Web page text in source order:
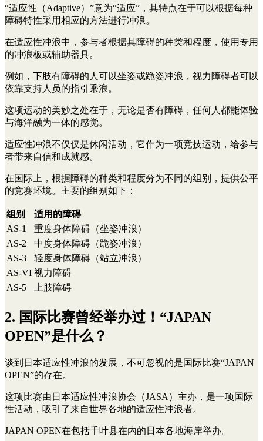
“适应性（Adaptive）”意为“适应”，其特点在于可以根据每种
障碍特性采用相应的方法进行冲浪。
在适应性冲浪中，参与者根据其障碍的种类和程度，使用专用
的冲浪板或辅助器具。
例如，下肢有障碍的人可以坐姿或跪姿冲浪，视力障碍者可以
依靠支持人员的指引乘浪。
这项运动的美妙之处在于，无论是否有障碍，任何人都能体验
与海洋融为一体的感觉。
适应性冲浪不仅仅是休闲活动，它作为一项竞技运动，给参与
者带来自信和成就感。
在国际上，根据障碍的种类和程度分为不同的组别，提供公平
的竞赛环境。主要的组别如下：
组别
适用的障碍
AS-1
重度身体障碍（坐姿冲浪）
AS-2
中度身体障碍（跪姿冲浪）
AS-3
轻度身体障碍（站立冲浪）
AS-VI 视力障碍
AS-5
上肢障碍
2. 国际比赛曾经举办过！“JAPAN
OPEN”是什么？
谈到日本适应性冲浪的发展，不可忽视的是国际比赛“JAPAN
OPEN”的存在。
这项比赛由日本适应性冲浪协会（JASA）主办，是一项国际
性活动，吸引了来自世界各地的适应性冲浪者。
JAPAN OPEN在包括千叶县在内的日本各地海岸举办。